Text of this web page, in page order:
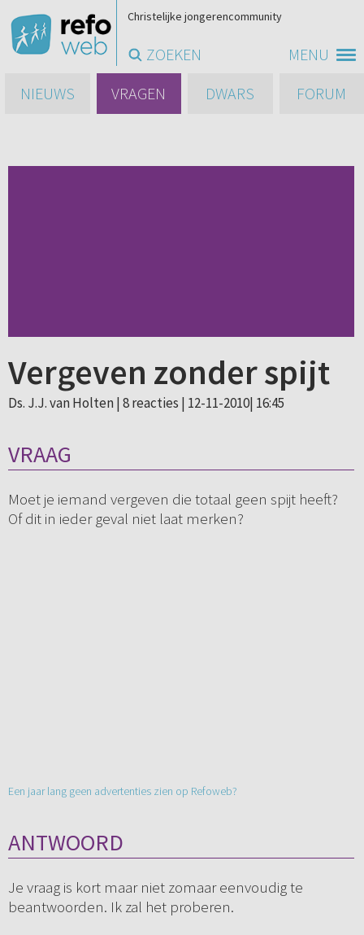
MENU
Christelijke jongerencommunity
ZOEKEN
NIEUWS
VRAGEN DWARS FORUM
Vergeven zonder spijt
Ds. J.J. van Holten | 8 reacties | 12-11-2010| 16:45
VRAAG
Moet je iemand vergeven die totaal geen spijt heeft?
Of dit in ieder geval niet laat merken?
Een jaar lang geen advertenties zien op Refoweb?
ANTWOORD
Je vraag is kort maar niet zomaar eenvoudig te
beantwoorden. Ik zal het proberen.